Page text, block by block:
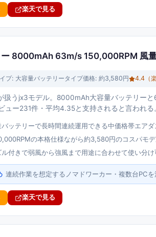
楽天で見る
8000mAh 63m/s 150,000RPM 風
プ: 大容量バッテリータイプ価格: 約3,580円 4.4 （
扱うjx3モデル。8000mAh大容量バッテリー
ュー231件・平均4.35と支持されると言われる
ッテリーで長時間連続運用できる中価格帯エアダ
の本格仕様ながら約3,580円のコスパモ
付きで弱風から強風まで用途に合わせて使い分け
連続作業を想定するノマドワーカー・複数台PCを
楽天で見る